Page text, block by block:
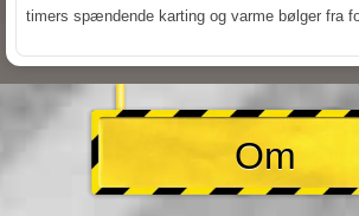
timers spændende karting og varme bølger fra
Om